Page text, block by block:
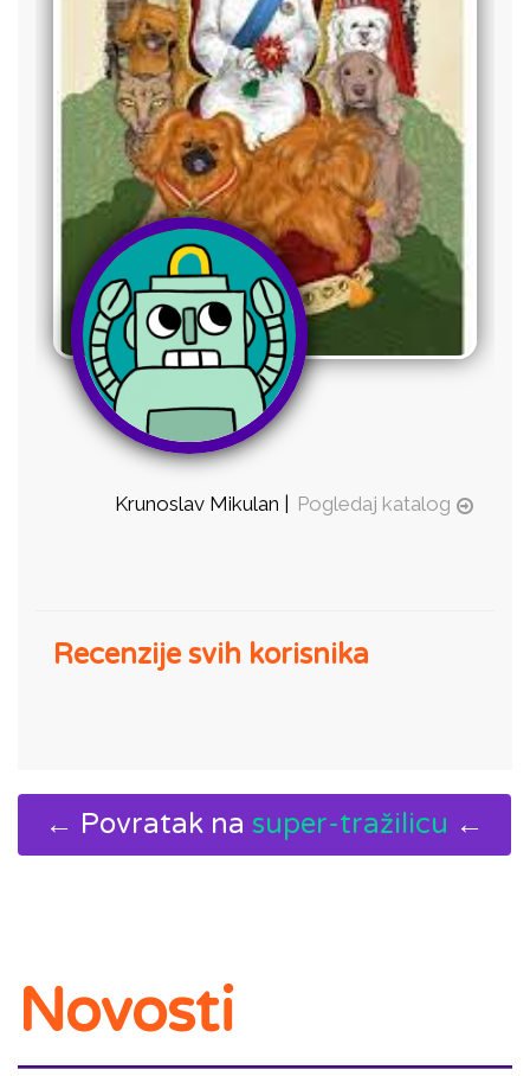
Krunoslav Mikulan | Pogledaj katalog
Recenzije svih korisnika
← Povratak na super-tražilicu ←
Novosti